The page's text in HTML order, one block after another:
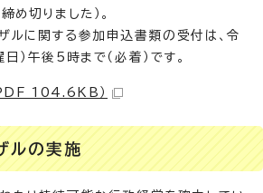
め切りました）。
ルに関する参加申込書類の受付は、令
午後5時まで（必着）です。
104.6KB）
ルの実施